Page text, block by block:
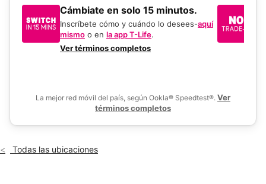
Mar.:10:00 a.m. a 8:00 p.m.
Mié.:
10:00 a.m. a 8:00 p.m.
Jue.: 10:00 a.m. a 8:00 p.m.
Vie.:10:00 a.m. a 8:00 p.m.
10:00 a.m. a 8:00 p.m.
​​​​​​​Cámbiate en solo 15 minutos.
Inscríbete cómo y cuándo lo desees-aquí
mismo o en la app T-Life.
Ver términos completos
La mejor red móvil del país, según Ookla® Speedtest®. Ver
términos completos
Todas las ubicaciones